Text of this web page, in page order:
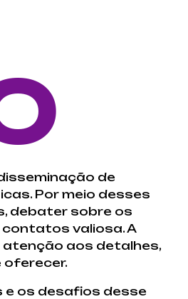
de
Por meio desses
debater sobre os
valiosa. A
atenção aos detalhes,
oferecer.
e os desafios desse